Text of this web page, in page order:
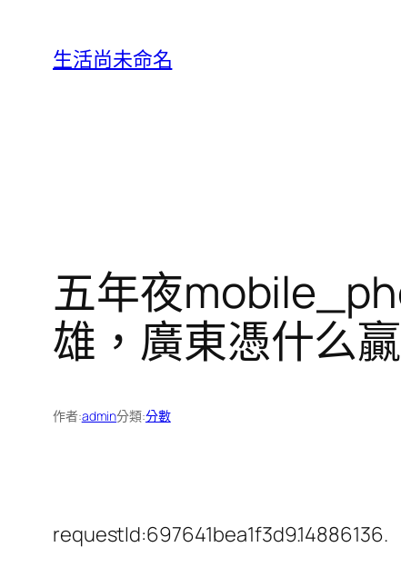
生活尚未命名
五年夜
雄，廣東憑什么
作者:admin分類:分數
requestId:697641bea1f3d9.14886136.